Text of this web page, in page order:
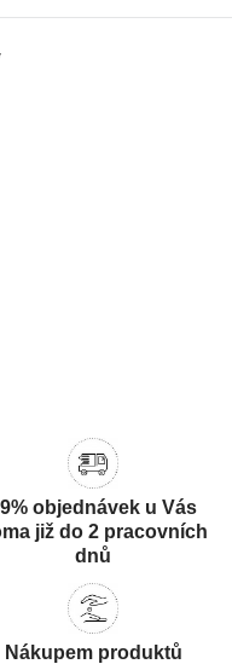
objednávek u Vás
již do 2 pracovních
dnů
Nákupem produktů